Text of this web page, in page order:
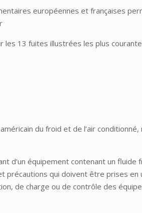
européennes et françaises
13 fuites illustrées les plus
du froid et de l’air
d’un équipement contenant un
précautions qui doivent être prises
de charge ou de contrôle des